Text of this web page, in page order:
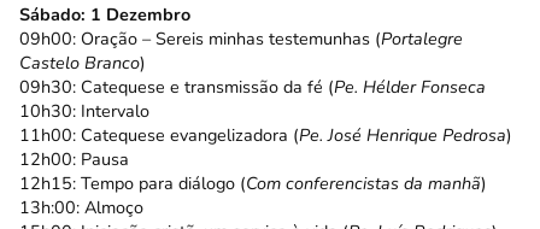
Sábado: 1 Dezembro
09h00: Oração – Sereis minhas testemunhas (Portalegre
Castelo Branco)
09h30: Catequese e transmissão da fé (Pe. Hélder Fonseca
10h30: Intervalo
11h00: Catequese evangelizadora (Pe. José Henrique Pedrosa)
12h00: Pausa
12h15: Tempo para diálogo (Com conferencistas da manhã)
13h:00: Almoço